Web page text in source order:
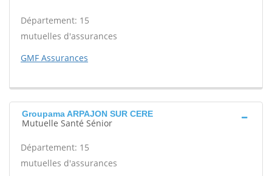
Département: 15
mutuelles d'assurances
GMF Assurances
Groupama ARPAJON SUR CERE
Mutuelle Santé Sénior
Département: 15
mutuelles d'assurances